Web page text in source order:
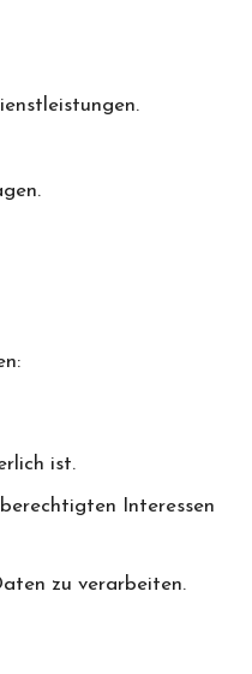
ist.
Interessen
zu verarbeiten.